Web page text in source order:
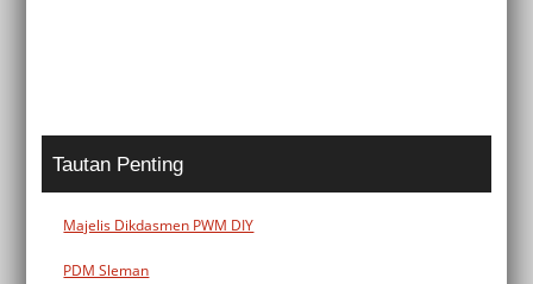
Tautan Penting
Majelis Dikdasmen PWM DIY
PDM Sleman